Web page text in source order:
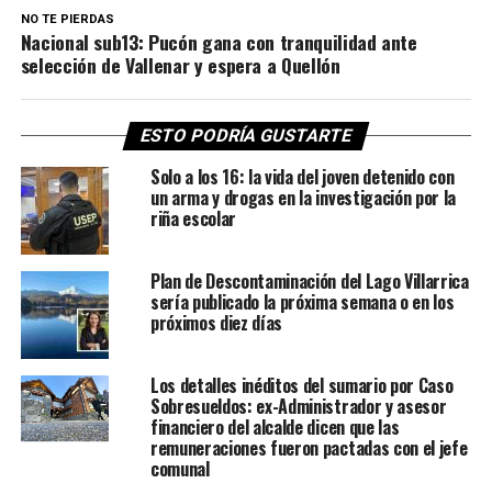
NO TE PIERDAS
Nacional sub13: Pucón gana con tranquilidad ante
selección de Vallenar y espera a Quellón
ESTO PODRÍA GUSTARTE
Solo a los 16: la vida del joven detenido con
un arma y drogas en la investigación por la
riña escolar
Plan de Descontaminación del Lago Villarrica
sería publicado la próxima semana o en los
próximos diez días
Los detalles inéditos del sumario por Caso
Sobresueldos: ex-Administrador y asesor
financiero del alcalde dicen que las
remuneraciones fueron pactadas con el jefe
comunal